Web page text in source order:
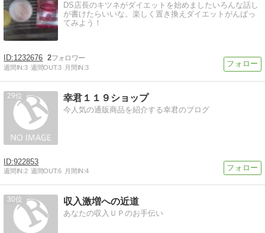
DS店長のキツネがダイエットを始めましたいろんな話し
が書けたらいいな。楽しく置き換えダイエットがんばっ
てみよう！
1232676 2
週間IN:3 週間OUT:3 月間IN:3
29 幸君１１９ショップ
今人気の通販商品を紹介する幸君のブログ
922853
週間IN:2 週間OUT:6 月間IN:4
30 収入激増への近道
あなたの収入ＵＰのお手伝い